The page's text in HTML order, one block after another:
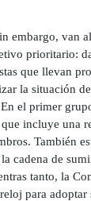
embargo, van
prioritario:
que llevan
la situación
el primer
incluye una
También
cadena de
tanto, la
para